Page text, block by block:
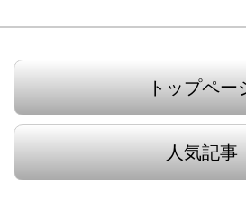
トップペー
人気記事